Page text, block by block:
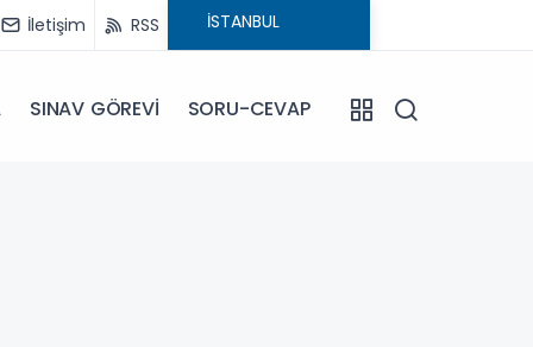
İletişim RSS
SINAV GÖREVİ SORU-CEVAP